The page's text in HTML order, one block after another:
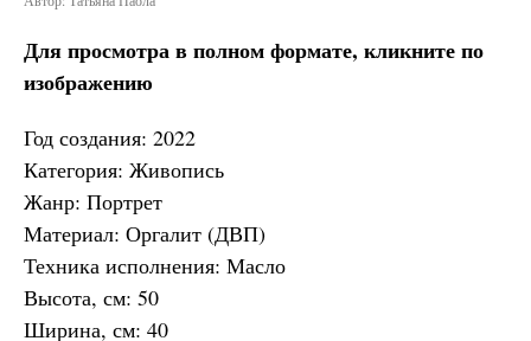
Для просмотра в полном формате, кликните по
изображению
Год создания: 2022
Категория: Живопись
Жанр: Портрет
Материал: Оргалит (ДВП)
Техника исполнения: Масло
Высота, см: 50
Ширина, см: 40